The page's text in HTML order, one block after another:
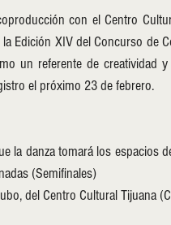
con el Centro
Edición XIV del Concurso de
un referente de creatividad
el próximo 23 de febrero.
(Semifinales)
del Centro Cultural Tijuana